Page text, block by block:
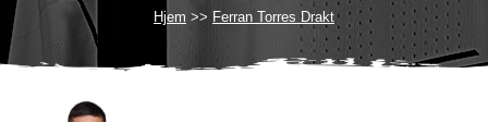
Hjem Ferran Torres Drakt